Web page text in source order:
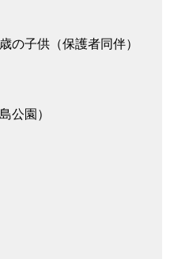
の子供（保護者同伴）
公園）